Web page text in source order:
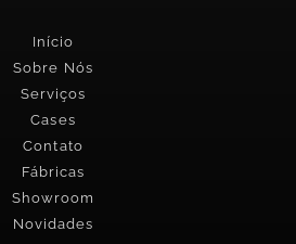
Início
Sobre Nós
Serviços
Cases
Contato
Fábricas
Showroom
Novidades